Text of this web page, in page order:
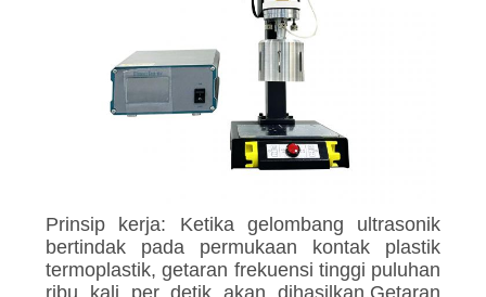
Prinsip kerja: Ketika gelombang ultrasonik
bertindak pada permukaan kontak plastik
termoplastik, getaran frekuensi tinggi puluhan
ribu kali per detik akan dihasilkan.Getaran